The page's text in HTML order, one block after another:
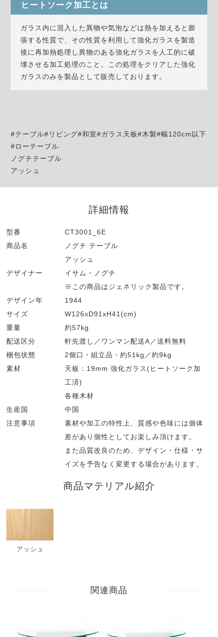
ヒートソーク加工とは
ガラス内に混入した異物や気泡などは熱を加えると膨
張する性質で、その性質を利用して強化ガラスを製造
後に再加熱処理し異物のある強化ガラスを人工的に破
壊させる加工処理のこと。この処理をクリアした強化
ガラスのみを製品として販売しております。
#テーブル#リビング#和室#ガラス天板#木製#幅120cm以下
#ローテーブル
ノグチテーブル
アッシュ
詳細情報
型番
CT3001_6E
商品名
ノグチ テーブル
アッシュ
デザイナー
イサム・ノグチ
※この商品はジェネリック製品です。
デザイン年
1944
サイズ
W126xD91xH41(cm)
重量
約57kg
配送区分
軒先渡し／ワンマン配送A／送料無料
梱包状態
2個口・組立品・約51kg／約9kg
素材
天板：19mm 強化ガラス(ヒートソーク加
工済)
各種木材
生産国
中国
注意事項
素材や加工の特性上、質感や色味には個体
差があり個性としてお楽しみ頂けます。
また品質改良のため、デザイン・仕様・サ
イズを予告なく変更する場合があります。
商品マテリアル紹介
アッシュ
関連商品